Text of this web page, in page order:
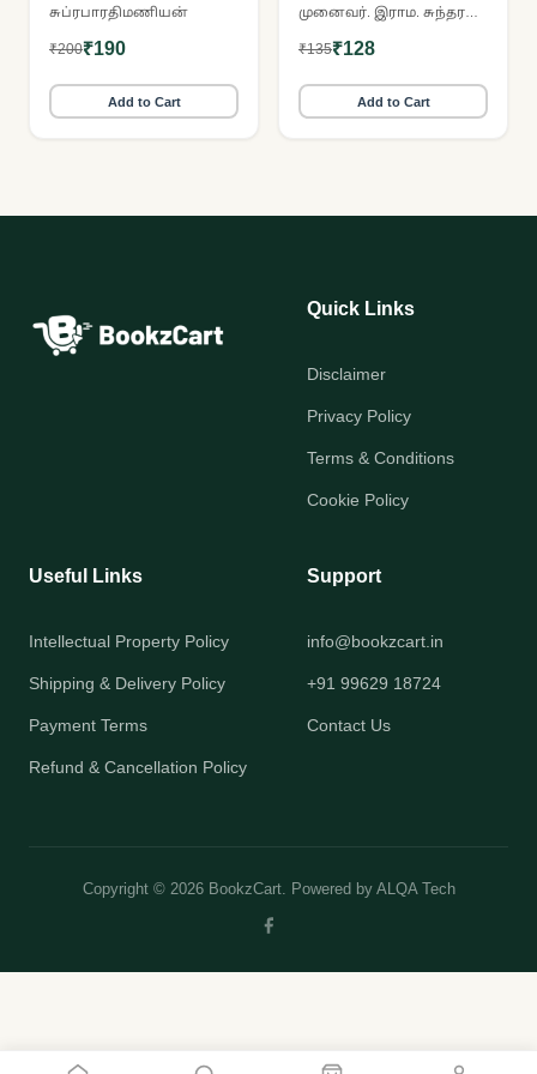
சுப்ரபாரதிமணியன்
₹200₹190
Add to Cart
வரலாறு
₹135₹128
Add to Cart
Quick Links
Disclaimer
Privacy Policy
Terms & Conditions
Cookie Policy
Useful Links
Intellectual Property Policy
Shipping & Delivery Policy
Payment Terms
Refund & Cancellation Policy
Support
info@bookzcart.in
+91 99629 18724
Contact Us
Copyright © 2026 BookzCart. Powered by ALQA Tech